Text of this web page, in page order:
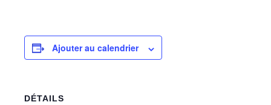
Ajouter au calendrier
DÉTAILS